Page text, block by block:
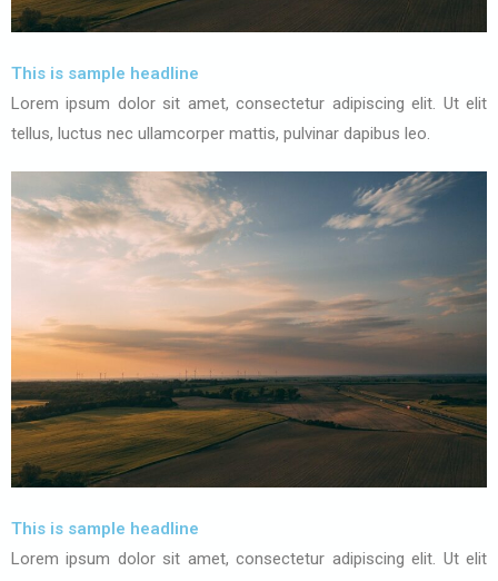
This is sample headline
Lorem ipsum dolor sit amet, consectetur adipiscing elit. Ut elit
tellus, luctus nec ullamcorper mattis, pulvinar dapibus leo.
This is sample headline
Lorem ipsum dolor sit amet, consectetur adipiscing elit. Ut elit